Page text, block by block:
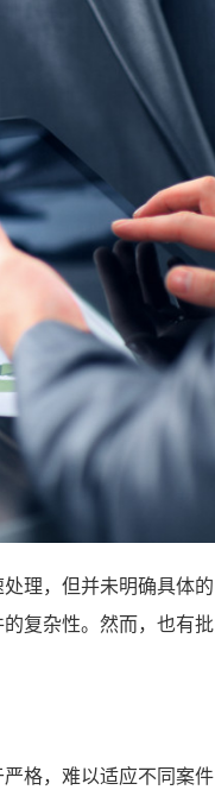
理，但并未明确具体的
复杂性。然而，也有批
格，难以适应不同案件